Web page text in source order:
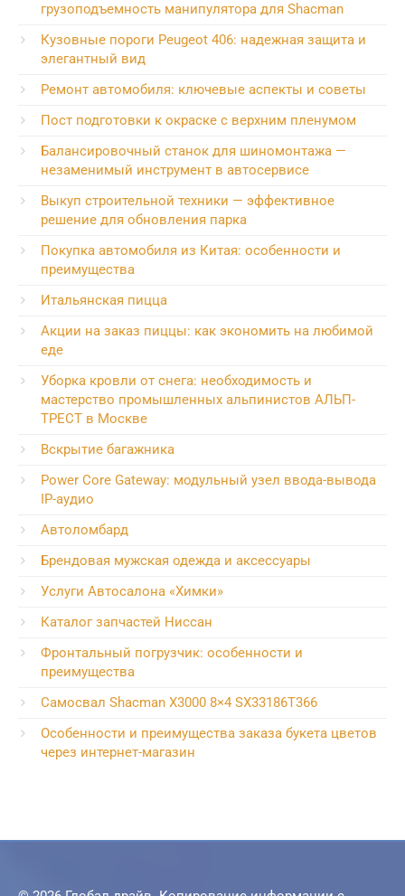
грузоподъемность манипулятора для Shacman
Кузовные пороги Peugeot 406: надежная защита и
элегантный вид
Ремонт автомобиля: ключевые аспекты и советы
Пост подготовки к окраске с верхним пленумом
Балансировочный станок для шиномонтажа —
незаменимый инструмент в автосервисе
Выкуп строительной техники — эффективное
решение для обновления парка
Покупка автомобиля из Китая: особенности и
преимущества
Итальянская пицца
Акции на заказ пиццы: как экономить на любимой
еде
Уборка кровли от снега: необходимость и
мастерство промышленных альпинистов АЛЬП-
ТРЕСТ в Москве
Вскрытие багажника
Power Core Gateway: модульный узел ввода-вывода
IP-аудио
Автоломбард
Брендовая мужская одежда и аксессуары
Услуги Автосалона «Химки»
Каталог запчастей Ниссан
Фронтальный погрузчик: особенности и
преимущества
Самосвал Shacman X3000 8×4 SX33186T366
Особенности и преимущества заказа букета цветов
через интернет-магазин